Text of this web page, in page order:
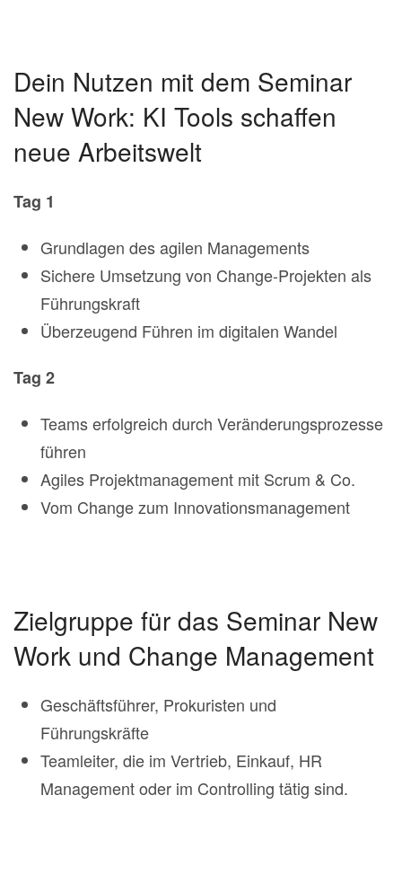
Dein Nutzen mit dem Seminar
New Work: KI Tools schaffen
neue Arbeitswelt
Tag 1
Grundlagen des agilen Managements
Sichere Umsetzung von Change-Projekten als
Führungskraft
Überzeugend Führen im digitalen Wandel
Tag 2
Teams erfolgreich durch Veränderungsprozesse
führen
Agiles Projektmanagement mit Scrum & Co.
Vom Change zum Innovationsmanagement
Zielgruppe für das Seminar New
Work und Change Management
Geschäftsführer, Prokuristen und
Führungskräfte
Teamleiter, die im Vertrieb, Einkauf, HR
Management oder im Controlling tätig sind.